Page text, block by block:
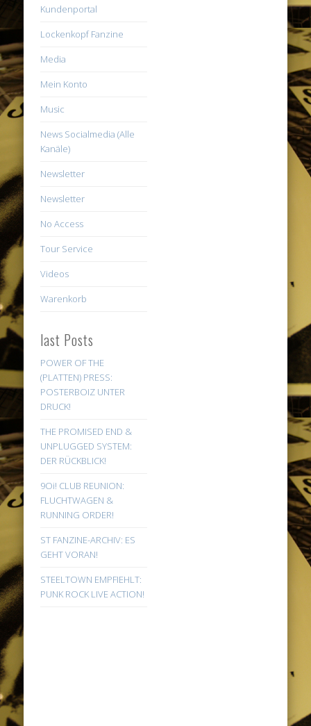
Kundenportal
Lockenkopf Fanzine
Media
Mein Konto
Music
News Socialmedia (Alle
Kanäle)
Newsletter
Newsletter
No Access
Tour Service
Videos
Warenkorb
last Posts
POWER OF THE
(PLATTEN) PRESS:
POSTERBOIZ UNTER
DRUCK!
THE PROMISED END &
UNPLUGGED SYSTEM:
DER RÜCKBLICK!
9Oi! CLUB REUNION:
FLUCHTWAGEN &
RUNNING ORDER!
ST FANZINE-ARCHIV: ES
GEHT VORAN!
STEELTOWN EMPFIEHLT:
PUNK ROCK LIVE ACTION!